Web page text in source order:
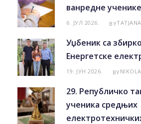
ванредне ученике
6. ЈУЛ 2026. BY
Уџбеник са
Енергетске
19. ЈУН 2026. BY
29. Републичко
ученика средњих